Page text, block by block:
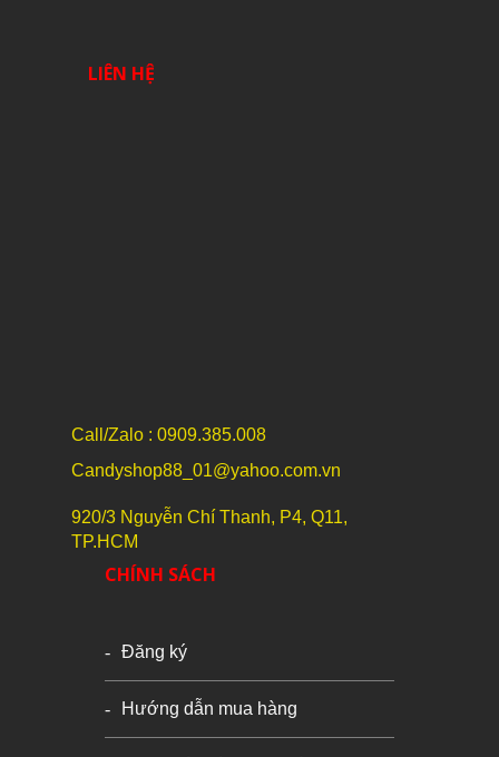
LIÊN HỆ
Call/Zalo : 0909.385.008
Candyshop88_01@yahoo.com.vn
920/3 Nguyễn Chí Thanh, P4, Q11,
TP.HCM
CHÍNH SÁCH
Đăng ký
Hướng dẫn mua hàng